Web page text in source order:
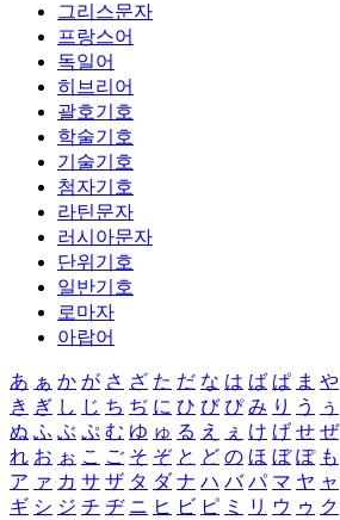
그리스문자
프랑스어
독일어
히브리어
괄호기호
학술기호
기술기호
첨자기호
라틴문자
러시아문자
단위기호
일반기호
로마자
아랍어
あ ぁ か が さ ざ た だ な は ば ぱ ま や
き ぎ し じ ち ぢ に ひ び ぴ み り う ぅ
ぬ ふ ぶ ぷ む ゆ ゅ る え ぇ け げ せ ぜ
れ お ぉ こ ご そ ぞ と ど の ほ ぼ ぽ も
ア ァ カ サ ザ タ ダ ナ ハ バ パ マ ヤ ャ
ギ シ ジ チ ヂ ニ ヒ ビ ピ ミ リ ウ ゥ ク